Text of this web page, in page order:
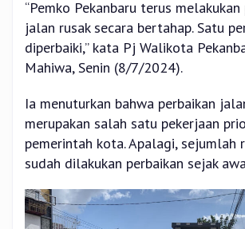
“Pemko Pekanbaru terus
jalan rusak secara bertahap. Satu
diperbaiki,” kata Pj Walikota
Mahiwa, Senin (8/7/2024).
Ia menuturkan bahwa perbaikan
merupakan salah satu pekerjaan
pemerintah kota. Apalagi, sejumlah
sudah dilakukan perbaikan sejak